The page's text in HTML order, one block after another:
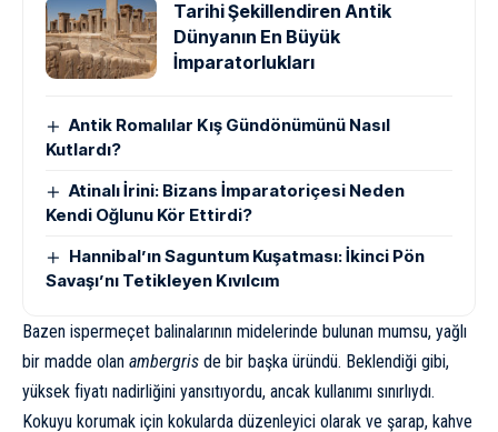
Tarihi Şekillendiren Antik
Dünyanın En Büyük
İmparatorlukları
Antik Romalılar Kış Gündönümünü Nasıl
Kutlardı?
Atinalı İrini: Bizans İmparatoriçesi Neden
Kendi Oğlunu Kör Ettirdi?
Hannibal’ın Saguntum Kuşatması: İkinci Pön
Savaşı’nı Tetikleyen Kıvılcım
Bazen ispermeçet balinalarının midelerinde bulunan mumsu, yağlı
bir madde olan ambergris de bir başka üründü. Beklendiği gibi,
yüksek fiyatı nadirliğini yansıtıyordu, ancak kullanımı sınırlıydı.
Kokuyu korumak için kokularda düzenleyici olarak ve şarap, kahve